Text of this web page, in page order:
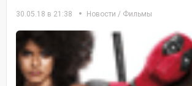
30.05.18 в 21:38 Новости / Фильмы